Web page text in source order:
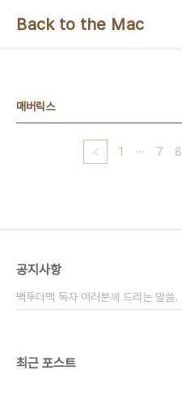
Back to the Mac
매버릭스
1 ··· 7 8
공지사항
백투더맥 독자 여러분께 드리는 말씀.
최근 포스트